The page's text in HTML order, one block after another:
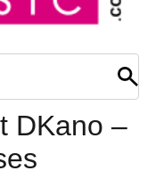
DKano –